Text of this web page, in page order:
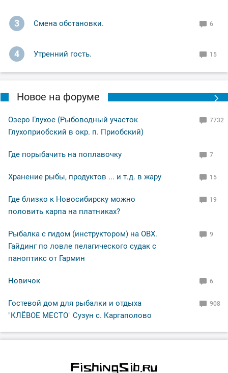
И всё равно остался доволен, поклёвками
насладился,рыбу поймал,закат был волшебный!
Ну а вам Друзья желаю НХНЧ и чтобы от рыболовного
С уважением Шнивовод!🤝
3 Смена обстановки. 6
4 Утренний гость. 15
Новое на форуме
Озеро Глухое (Рыбоводный участок
Глухоприобский в окр. п. Приобский)
7732
Где порыбачить на поплавочку 7
Хранение рыбы, продуктов ... и т.д. в жару 15
Где близко к Новосибирску можно
половить карпа на платниках?
19
Рыбалка с гидом (инструктором) на ОВХ.
Гайдинг по ловле пелагического судак с
паноптикс от Гармин
9
Новичок 6
Гостевой дом для рыбалки и отдыха
"КЛЁВОЕ МЕСТО" Сузун с. Каргаполово
908